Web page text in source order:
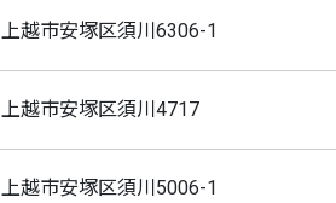
上越市安塚区須川6306-1
上越市安塚区須川4717
上越市安塚区須川5006-1